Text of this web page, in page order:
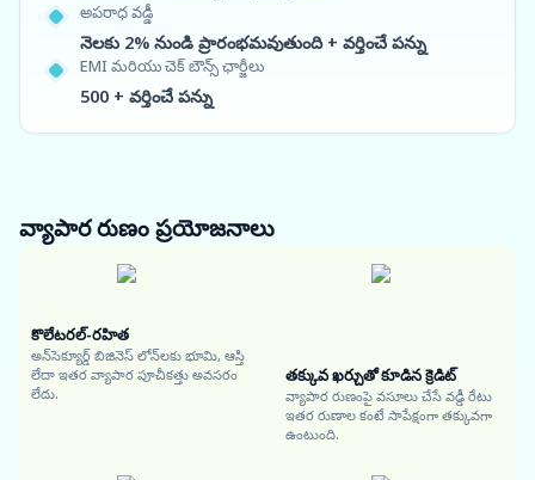
అపరాధ వడ్డీ
నెలకు 2% నుండి ప్రారంభమవుతుంది + వర్తించే పన్ను
EMI మరియు చెక్ బౌన్స్ ఛార్జీలు
500 + వర్తించే పన్ను
వ్యాపార రుణంప్రయోజనాలు
కొలేటరల్-రహిత
అన్‌సెక్యూర్డ్ బిజినెస్ లోన్‌లకు భూమి, ఆస్తి
లేదా ఇతర వ్యాపార పూచీకత్తు అవసరం
లేదు.
తక్కువ ఖర్చుతో కూడిన క్రెడిట్
వ్యాపార రుణంపై వసూలు చేసే వడ్డీ రేటు
ఇతర రుణాల కంటే సాపేక్షంగా తక్కువగా
ఉంటుంది.